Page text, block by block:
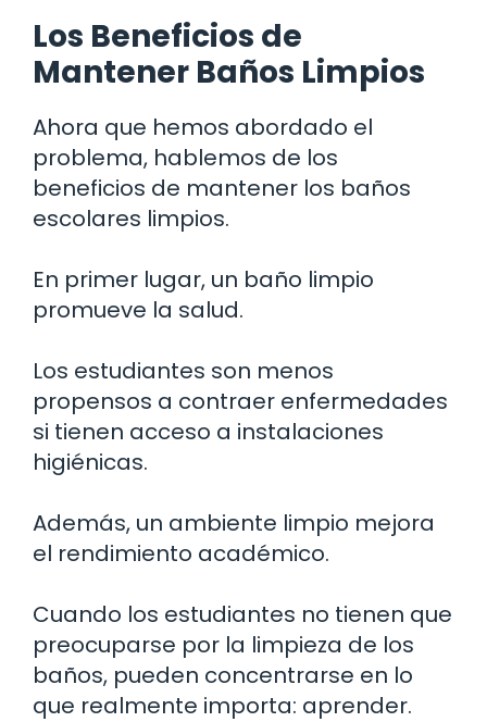
Los Beneficios de
Mantener Baños Limpios
Ahora que hemos abordado el
problema, hablemos de los
beneficios de mantener los baños
escolares limpios.
En primer lugar, un baño limpio
promueve la salud.
Los estudiantes son menos
propensos a contraer enfermedades
si tienen acceso a instalaciones
higiénicas.
Además, un ambiente limpio mejora
el rendimiento académico.
Cuando los estudiantes no tienen que
preocuparse por la limpieza de los
baños, pueden concentrarse en lo
que realmente importa: aprender.